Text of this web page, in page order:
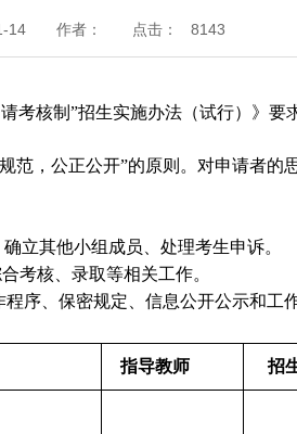
14 作者： 点击： 8143
考核制”招生实施办法（试行）》要
范，公正公开”的原则。对申请者
立其他小组成员、处理考生申诉。
考核、录取等相关工作。
序、保密规定、信息公开公示和工
指导教师 招